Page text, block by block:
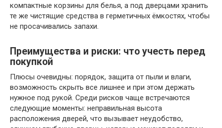
компактные корзины для белья, а под дверцами хранить
те же чистящие средства в герметичных ёмкостях, чтобы
не просачивались запахи.
Преимущества и риски: что учесть перед
покупкой
Плюсы очевидны: порядок, защита от пыли и влаги,
возможность скрыть все лишнее и при этом держать
нужное под рукой. Среди рисков чаще встречаются
следующие моменты: неправильная высота
расположения дверей, что вызывает неудобство,